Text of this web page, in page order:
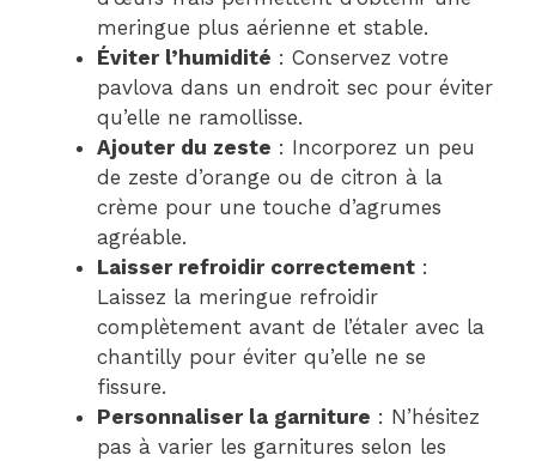
meringue plus aérienne et stable.
Éviter l’humidité : Conservez votre
pavlova dans un endroit sec pour éviter
qu’elle ne ramollisse.
Ajouter du zeste : Incorporez un peu
de zeste d’orange ou de citron à la
crème pour une touche d’agrumes
agréable.
Laisser refroidir correctement :
Laissez la meringue refroidir
complètement avant de l’étaler avec la
chantilly pour éviter qu’elle ne se
fissure.
Personnaliser la garniture : N’hésitez
pas à varier les garnitures selon les